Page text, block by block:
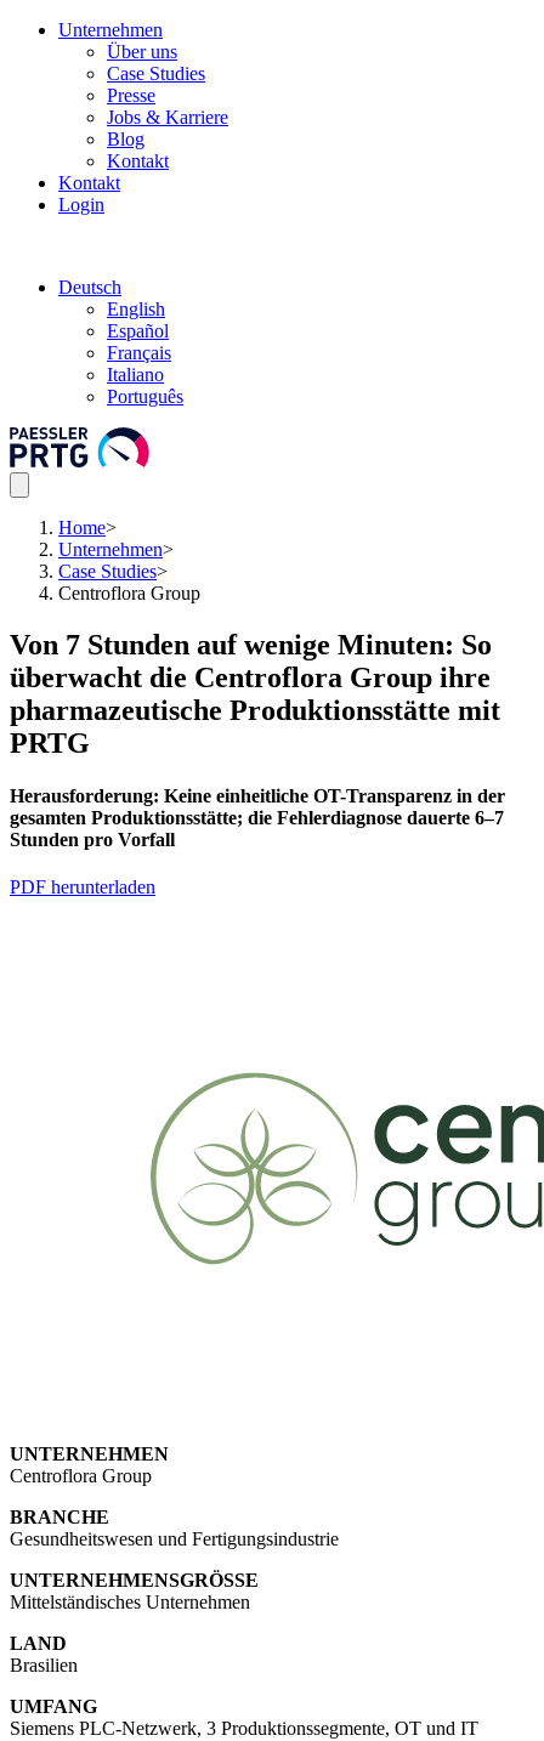
Unternehmen
Über uns
Case Studies
Presse
Jobs & Karriere
Blog
Kontakt
Kontakt
Login
Deutsch
English
Español
Français
Italiano
Português
Home>
Unternehmen>
Case Studies>
Centroflora Group
Von 7 Stunden auf wenige Minuten: So
überwacht die Centroflora Group ihre
pharmazeutische Produktionsstätte mit
PRTG
Herausforderung: Keine einheitliche OT-Transparenz in der
gesamten Produktionsstätte; die Fehlerdiagnose dauerte 6–7
Stunden pro Vorfall
PDF herunterladen
UNTERNEHMEN
Centroflora Group
BRANCHE
Gesundheitswesen und Fertigungsindustrie
UNTERNEHMENSGRÖSSE
Mittelständisches Unternehmen
LAND
Brasilien
UMFANG
Siemens PLC-Netzwerk, 3 Produktionssegmente, OT und IT